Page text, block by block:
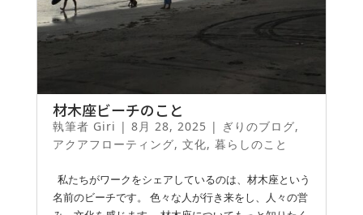
材木座ビーチのこと
執筆者 Giri | 8月 28, 2025 | ぎりのブログ,
アクアフローティング, 文化, 暮らしのこと
私たちがワークをシェアしているのは、材木座という
名前のビーチです。 色々な人が行き来をし、人々の営